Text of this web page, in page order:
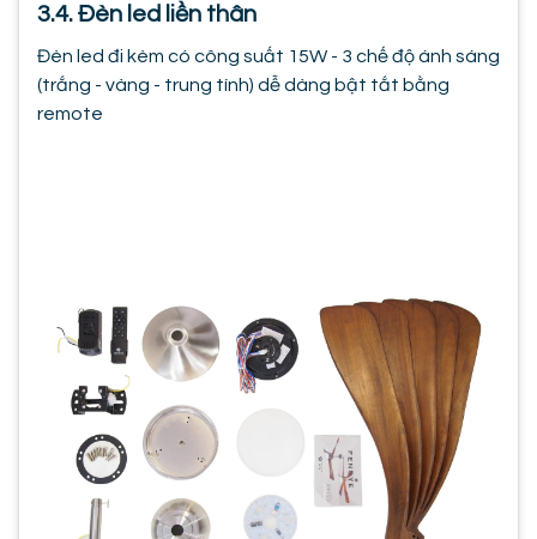
3.4. Đèn led liền thân
Đèn led đi kèm có công suất 15W - 3 chế độ ánh sáng
(trắng - vàng - trung tính) dễ dàng bật tắt bằng
remote